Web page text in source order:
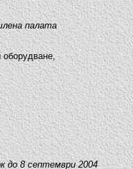
палата
оборудване,
до 8 септември 2004